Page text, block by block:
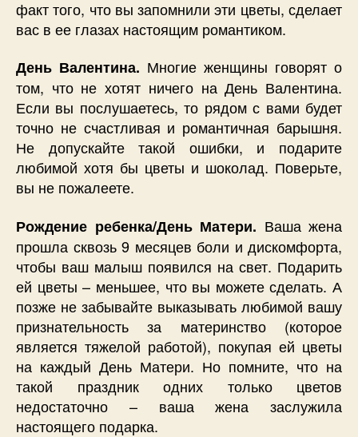
факт того, что вы запомнили эти цветы, сделает
вас в ее глазах настоящим романтиком.
День Валентина. Многие женщины говорят о
том, что не хотят ничего на День Валентина.
Если вы послушаетесь, то рядом с вами будет
точно не счастливая и романтичная барышня.
Не допускайте такой ошибки, и подарите
любимой хотя бы цветы и шоколад. Поверьте,
вы не пожалеете.
Рождение ребенка/День Матери. Ваша жена
прошла сквозь 9 месяцев боли и дискомфорта,
чтобы ваш малыш появился на свет. Подарить
ей цветы – меньшее, что вы можете сделать. А
позже не забывайте выказывать любимой вашу
признательность за материнство (которое
является тяжелой работой), покупая ей цветы
на каждый День Матери. Но помните, что на
такой праздник одних только цветов
недостаточно – ваша жена заслужила
настоящего подарка.